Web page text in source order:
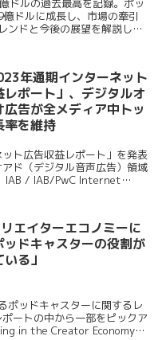
ドルの過去最高を記録。ポッ
ドルに成長し、市場の牽引
ンドと今後の展望を解説しま
年通期インターネット
レポート」、デジタルオ
広告が全メディア中トッ
率を維持
ト広告収益レポート」を発表
ド（デジタル音声広告）領域
IAB / IAB/PwC Internet
エイターエコノミーに
ッドキャスターの役割が
る」
ポッドキャスターに関するレ
ートの中から一部をピックア
in the Creator Economy A